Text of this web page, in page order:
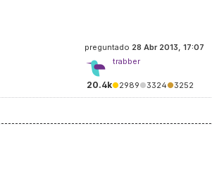
preguntado 28 Abr 2013, 17:07
trabber
20.4k●2989●3324●3252